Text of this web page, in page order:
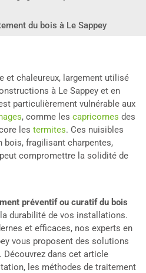
du bois à Le Sappey
et chaleureux, largement utilisé
à Le Sappey et en
particulièrement vulnérable aux
, comme les capricornes des
les termites. Ces nuisibles
bois, fragilisant charpentes,
compromettre la solidité de
préventif ou curatif du bois
durabilité de vos installations.
et efficaces, nos experts en
vous proposent des solutions
dans cet article
les méthodes de traitement